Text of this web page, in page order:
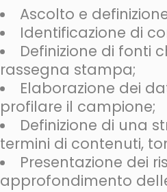
Ascolto e
Identificazione di
Definizione di fonti
rassegna stampa;
Elaborazione dei
profilare il campione;
Definizione di una
termini di contenuti,
Presentazione dei
approfondimento